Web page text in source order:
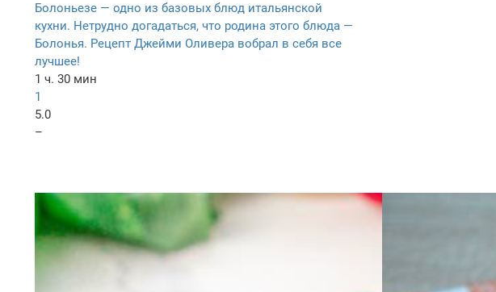
Болоньезе — одно из базовых блюд итальянской
кухни. Нетрудно догадаться, что родина этого блюда —
Болонья. Рецепт Джейми Оливера вобрал в себя все
лучшее!
1 ч. 30 мин
1
5.0
–